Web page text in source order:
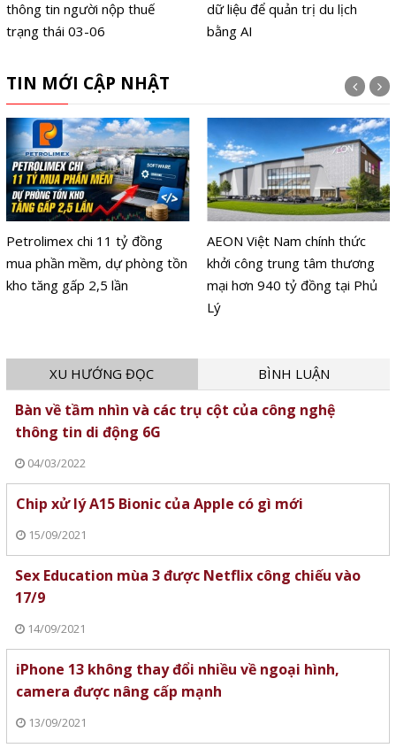
thông tin người nộp thuế
trạng thái 03-06
dữ liệu để quản trị du lịch
bằng AI
TIN MỚI CẬP NHẬT
Petrolimex chi 11 tỷ đồng
mua phần mềm, dự phòng tồn
kho tăng gấp 2,5 lần
AEON Việt Nam chính thức
khởi công trung tâm thương
mại hơn 940 tỷ đồng tại Phủ
Lý
XU HƯỚNG ĐỌC BÌNH LUẬN
Bàn về tầm nhìn và các trụ cột của công nghệ
thông tin di động 6G
04/03/2022
Chip xử lý A15 Bionic của Apple có gì mới
15/09/2021
Sex Education mùa 3 được Netflix công chiếu vào
17/9
14/09/2021
iPhone 13 không thay đổi nhiều về ngoại hình,
camera được nâng cấp mạnh
13/09/2021